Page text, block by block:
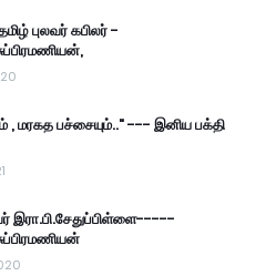
புலவர் கபிலர் -
, மரகத பச்சையும்.." --- இனிய பக்தி